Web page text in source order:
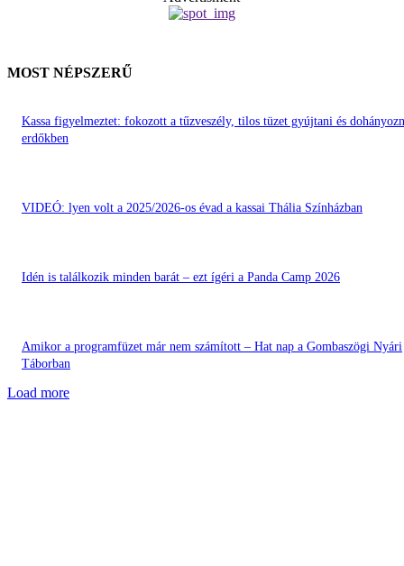
MOST NÉPSZERŰ
Kassa figyelmeztet: fokozott a tűzveszély, tilos tüzet gyújtani és
erdőkben
VIDEÓ: lyen volt a 2025/2026-os évad a kassai Thália Színházban
Idén is találkozik minden barát – ezt ígéri a Panda Camp 2026
Amikor a programfüzet már nem számított – Hat nap a Gombaszögi Nyári
Táborban
Load more